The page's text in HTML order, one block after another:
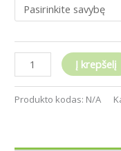
Į krepšelį
Produkto kodas: N/A